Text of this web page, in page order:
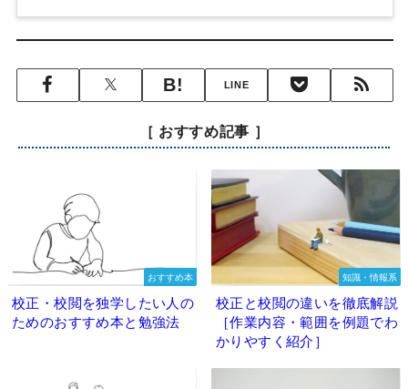
LINE
［ おすすめ記事 ］
おすすめ本
校正・校閲を独学したい人の
ためのおすすめ本と勉強法
知識・情報系
校正と校閲の違いを徹底解説
［作業内容・範囲を例題でわ
かりやすく紹介］